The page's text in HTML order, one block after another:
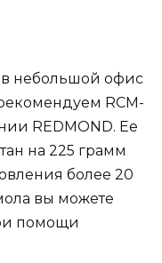
небольшой офис
RCM-
REDMOND. Ее
на 225 грамм
более 20
вы можете
помощи